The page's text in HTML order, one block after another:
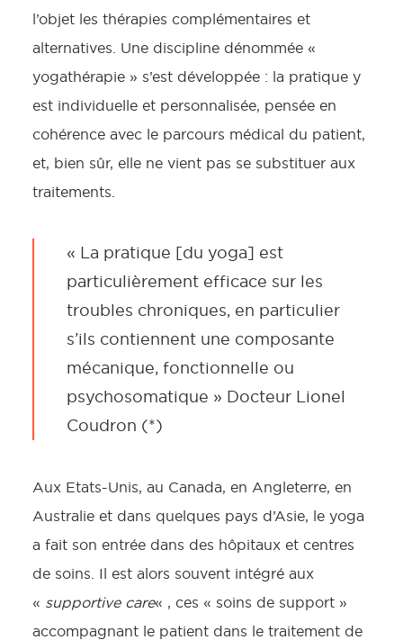
l’objet les thérapies complémentaires et
alternatives. Une discipline dénommée «
yogathérapie » s’est développée : la pratique y
est individuelle et personnalisée, pensée en
cohérence avec le parcours médical du patient,
et, bien sûr, elle ne vient pas se substituer aux
traitements.
« La pratique [du yoga] est
particulièrement efficace sur les
troubles chroniques, en particulier
s’ils contiennent une composante
mécanique, fonctionnelle ou
psychosomatique » Docteur Lionel
Coudron (*)
Aux Etats-Unis, au Canada, en Angleterre, en
Australie et dans quelques pays d’Asie, le yoga
a fait son entrée dans des hôpitaux et centres
de soins. Il est alors souvent intégré aux
« supportive care« , ces « soins de support »
accompagnant le patient dans le traitement de